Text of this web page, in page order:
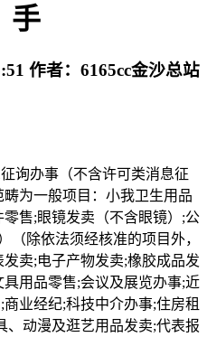
手
作者： 6165cc金沙总站
办事（不含许可类消息征
为一般项目：小我卫生用品
售;眼镜发卖（不含眼镜）;公
（除依法须经核准的项目外，
卖;电子产物发卖;橡胶成品发
用品零售;会议及展览办事;近
业经纪;科技中介办事;住房租
、动漫及逛艺用品发卖;代表报